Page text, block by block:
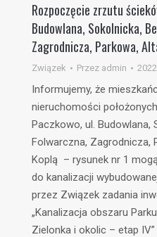
Rozpoczęcie zrzutu
Budowlana, Sokolnicka,
Zagrodnicza, Parkowa,
Związek Przez admin
Informujemy, że
nieruchomości
Paczkowo, ul. Budowlana,
Folwarczna, Zagrodnicza,
Koplą – rysunek nr 1
do kanalizacji
przez Związek zadania
„Kanalizacja obszaru
Zielonka i okolic – etap